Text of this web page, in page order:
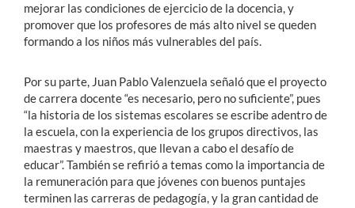
mejorar las condiciones de ejercicio de la docencia, y
promover que los profesores de más alto nivel se queden
formando a los niños más vulnerables del país.
Por su parte, Juan Pablo Valenzuela señaló que el proyecto
de carrera docente “es necesario, pero no suficiente”, pues
“la historia de los sistemas escolares se escribe adentro de
la escuela, con la experiencia de los grupos directivos, las
maestras y maestros, que llevan a cabo el desafío de
educar”. También se refirió a temas como la importancia de
la remuneración para que jóvenes con buenos puntajes
terminen las carreras de pedagogía, y la gran cantidad de